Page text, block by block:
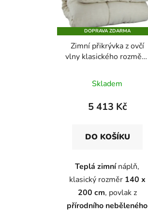
DOPRAVA ZDARMA
Zimní přikrývka z ovčí
vlny klasického rozměru
Skladem
5 413 Kč
DO KOŠÍKU
Teplá zimnínáplň,
klasický rozměr 140 x
200 cm, povlak z
přírodního neběleného